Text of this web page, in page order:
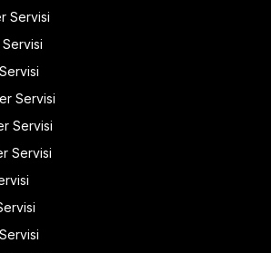
Servisi
Servisi
Servisi
Servisi